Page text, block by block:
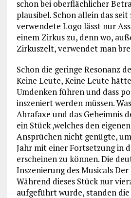
schon bei oberflächlicher
plausibel. Schon allein das seit
verwendete Logo lässt nur
einem Zirkus zu, denn wo,
Zirkuszelt, verwendet man
Schon die geringe Resonanz
Keine Leute, Keine Leute
Umdenken führen und dass
inszeniert werden müssen.
Abrafaxe und das Geheimnis
ein Stück ,welches den
Ansprüchen nicht genügte,
Jahr mit einer Fortsetzung in
erscheinen zu können. Die
Inszenierung des Musicals
Während dieses Stück nur
aufgeführt wurde, standen